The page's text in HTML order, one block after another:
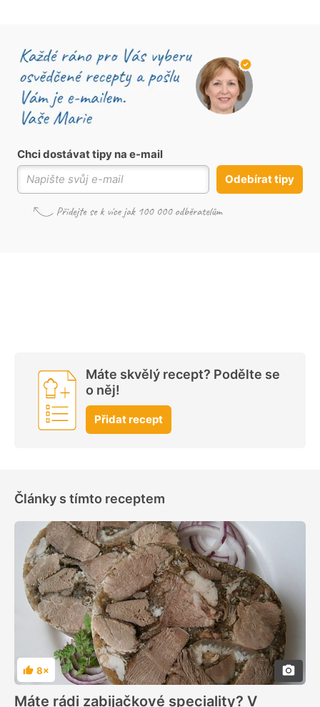
Chci dostávat tipy na e-mail
Odebírat tipy
Máte skvělý recept? Podělte se
o něj!
Přidat recept
Články s tímto receptem
Hodnocení
8×
Máte rádi zabijačkové speciality? V